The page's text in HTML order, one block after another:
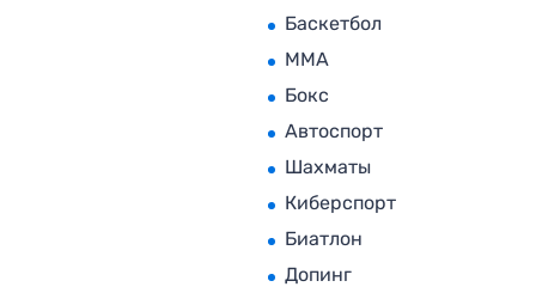
Баскетбол
MMA
Бокс
Автоспорт
Шахматы
Киберспорт
Биатлон
Допинг